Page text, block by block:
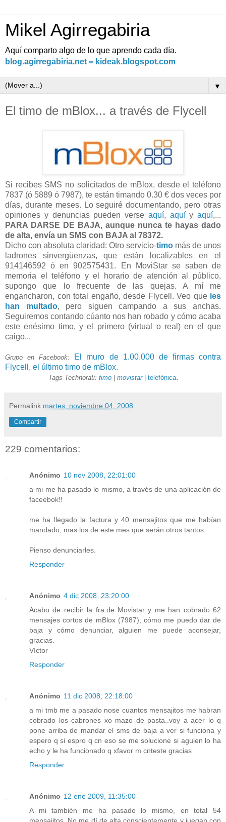
Mikel Agirregabiria
Aquí comparto algo de lo que aprendo cada día.
blog.agirregabiria.net = kideak.blogspot.com
▼
El timo de mBlox... a través de Flycell
Si recibes SMS no solicitados de mBlox, desde el teléfono
7837 (ó 5889 ó 7987), te están timando 0.30 € dos veces por
días, durante meses. Lo seguiré documentando, pero otras
opiniones y denuncias pueden verse aquí, aquíy aquí,...
PARA DARSE DE BAJA, aunque nunca te hayas dado
de alta, envía un SMS con BAJA al 78372.
Dicho con absoluta claridad: Otro servicio-timo más de unos
ladrones sinvergüenzas, que están localizables en el
914146592 ó en 902575431. En MoviStar se saben de
memoria el teléfono y el horario de atención al público,
supongo que lo frecuente de las quejas. A mí me
engancharon, con total engaño, desde Flycell. Veo que les
han multado, pero siguen campando a sus anchas.
Seguiremos contando cúanto nos han robado y cómo acaba
este enésimo timo, y el primero (virtual o real) en el que
caigo...
Grupo en Facebook:
El muro de 1.00.000 de firmas contra
Flycell, el último timo de mBlox.
Tags Technorati: timo| movistar| telefónica.
Permalink martes, noviembre 04, 2008
Compartir
229 comentarios:
Anónimo 10 nov 2008, 22:01:00
a mi me ha pasado lo mismo, a través de una aplicación de
faceebok!!
me ha llegado la factura y 40 mensajitos que me habían
mandado, mas los de este mes que serán otros tantos.
Pienso denunciarles.
Responder
Anónimo 4 dic 2008, 23:20:00
Acabo de recibir la fra.de Movistar y me han cobrado 62
mensajes cortos de mBlox (7987), cómo me puedo dar de
baja y cómo denunciar, alguien me puede aconsejar,
gracias.
Víctor
Responder
Anónimo 11 dic 2008, 22:18:00
a mi tmb me a pasado nose cuantos mensajitos me habran
cobrado los cabrones xo mazo de pasta..voy a acer lo q
pone arriba de mandar el sms de baja a ver si funciona y
espero q si espro q cn eso se me solucione si aguien lo ha
echo y le ha funcionado q xfavor m cnteste gracias
Responder
Anónimo 12 ene 2009, 11:35:00
A mi también me ha pasado lo mismo, en total 54